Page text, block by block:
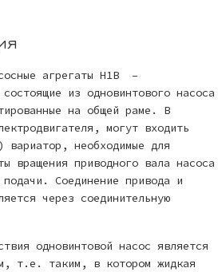
агрегаты Н1В –
из одновинтового насоса
на общей раме. В
могут входить
вариатор, необходимые для
вращения приводного вала насоса
подачи. Соединение привода и
через соединительную
одновинтовой насос является
т.е. таким, в котором жидкая